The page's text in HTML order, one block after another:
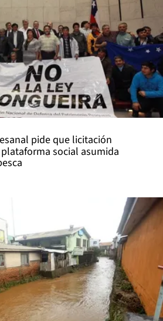
pide que licitación
social asumida